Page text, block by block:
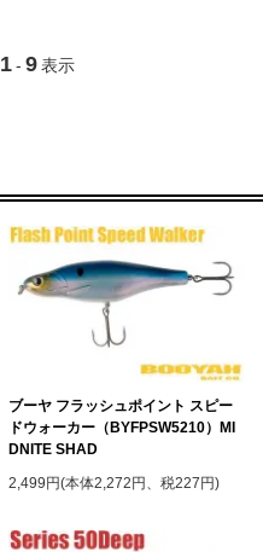
1- 9表示
ブーヤ フラッシュポイント スピー
ドウォーカー（BYFPSW5210）MI
DNITE SHAD
2,499円(本体2,272円、税227円)